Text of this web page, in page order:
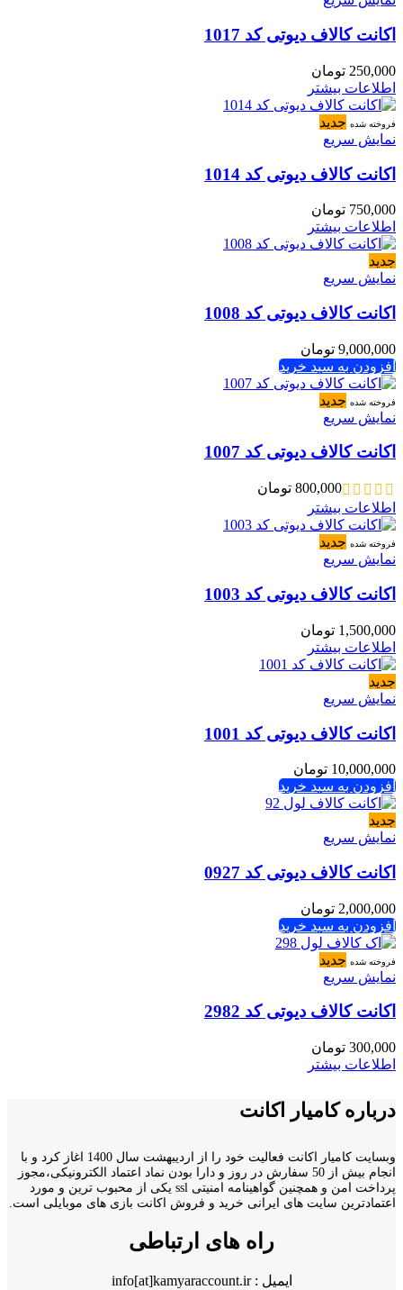
اکانت کالاف دیوتی کد 1017
250,000 تومان
اطلاعات بیشتر
فروخته شده جدید
نمایش سریع
اکانت کالاف دیوتی کد 1014
750,000 تومان
اطلاعات بیشتر
جدید
نمایش سریع
اکانت کالاف دیوتی کد 1008
9,000,000 تومان
افزودن به سبد خرید
فروخته شده جدید
نمایش سریع
اکانت کالاف دیوتی کد 1007
800,000 تومان
اطلاعات بیشتر
فروخته شده جدید
نمایش سریع
اکانت کالاف دیوتی کد 1003
1,500,000 تومان
اطلاعات بیشتر
جدید
نمایش سریع
اکانت کالاف دیوتی کد 1001
10,000,000 تومان
افزودن به سبد خرید
جدید
نمایش سریع
اکانت کالاف دیوتی کد 0927
2,000,000 تومان
افزودن به سبد خرید
فروخته شده جدید
نمایش سریع
اکانت کالاف دیوتی کد 2982
300,000 تومان
اطلاعات بیشتر
درباره کامیار اکانت
وبسایت کامیار اکانت فعالیت خود را از اردیبهشت سال 1400 اغاز کرد و با
انجام بیش از 50 سفارش در روز و دارا بودن نماد اعتماد الکترونیکی،مجوز
پرداخت امن و همچنین گواهینامه امنیتی ssl یکی از محبوب ترین و مورد
اعتمادترین سایت های ایرانی خرید و فروش اکانت بازی های موبایلی است.
راه های ارتباطی
ایمیل : info[at]kamyaraccount.ir